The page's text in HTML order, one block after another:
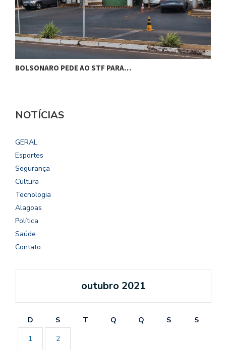
BOLSONARO PEDE AO STF PARA…
NOTÍCIAS
GERAL
Esportes
Segurança
Cultura
Tecnologia
Alagoas
Política
Saúde
Contato
outubro 2021
D S T Q Q S
S
1
2